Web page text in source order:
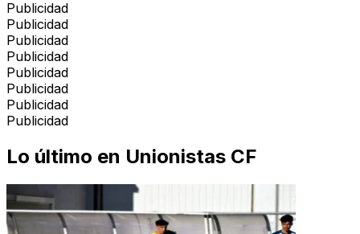
Publicidad
Publicidad
Publicidad
Publicidad
Publicidad
Publicidad
Publicidad
Publicidad
Lo último en Unionistas CF